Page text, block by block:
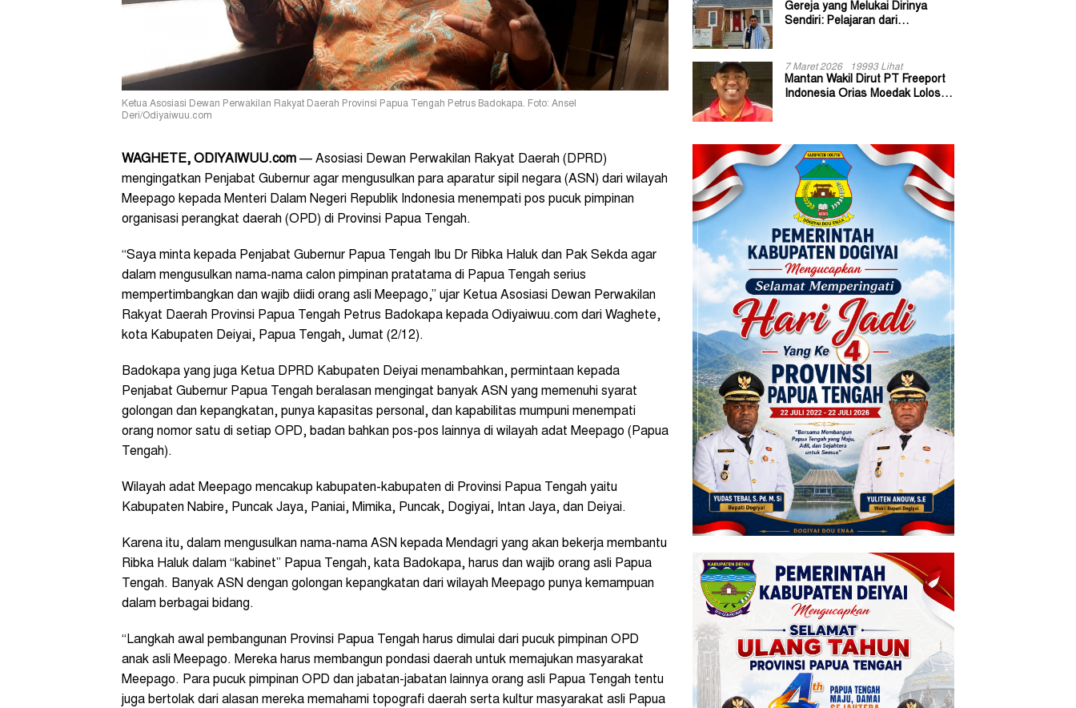
Ketua Asosiasi Dewan Perwakilan Rakyat Daerah Provinsi Papua Tengah Petrus Badokapa. Foto: Ansel
Deri/Odiyaiwuu.com
WAGHETE, ODIYAIWUU.com — Asosiasi Dewan Perwakilan Rakyat Daerah (DPRD)
mengingatkan Penjabat Gubernur agar mengusulkan para aparatur sipil negara (ASN) dari wilayah
Meepago kepada Menteri Dalam Negeri Republik Indonesia menempati pos pucuk pimpinan
organisasi perangkat daerah (OPD) di Provinsi Papua Tengah.
“Saya minta kepada Penjabat Gubernur Papua Tengah Ibu Dr Ribka Haluk dan Pak Sekda agar
dalam mengusulkan nama-nama calon pimpinan pratatama di Papua Tengah serius
mempertimbangkan dan wajib diidi orang asli Meepago,” ujar Ketua Asosiasi Dewan Perwakilan
Rakyat Daerah Provinsi Papua Tengah Petrus Badokapa kepada Odiyaiwuu.com dari Waghete,
kota Kabupaten Deiyai, Papua Tengah, Jumat (2/12).
Badokapa yang juga Ketua DPRD Kabupaten Deiyai menambahkan, permintaan kepada
Penjabat Gubernur Papua Tengah beralasan mengingat banyak ASN yang memenuhi syarat
golongan dan kepangkatan, punya kapasitas personal, dan kapabilitas mumpuni menempati
orang nomor satu di setiap OPD, badan bahkan pos-pos lainnya di wilayah adat Meepago (Papua
Tengah).
Wilayah adat Meepago mencakup kabupaten-kabupaten di Provinsi Papua Tengah yaitu
Kabupaten Nabire, Puncak Jaya, Paniai, Mimika, Puncak, Dogiyai, Intan Jaya, dan Deiyai.
Karena itu, dalam mengusulkan nama-nama ASN kepada Mendagri yang akan bekerja membantu
Ribka Haluk dalam “kabinet” Papua Tengah, kata Badokapa, harus dan wajib orang asli Papua
Tengah. Banyak ASN dengan golongan kepangkatan dari wilayah Meepago punya kemampuan
dalam berbagai bidang.
“Langkah awal pembangunan Provinsi Papua Tengah harus dimulai dari pucuk pimpinan OPD
anak asli Meepago. Mereka harus membangun pondasi daerah untuk memajukan masyarakat
Meepago. Para pucuk pimpinan OPD dan jabatan-jabatan lainnya orang asli Papua Tengah tentu
juga bertolak dari alasan mereka memahami topografi daerah serta kultur masyarakat asli Papua
Gereja yang Melukai Dirinya
Sendiri: Pelajaran dari
7 Maret 2026 19993 Lihat
Mantan Wakil Dirut PT Freeport
Indonesia Orias Moedak Lolos